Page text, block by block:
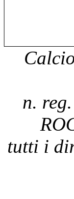
n.
tutti i